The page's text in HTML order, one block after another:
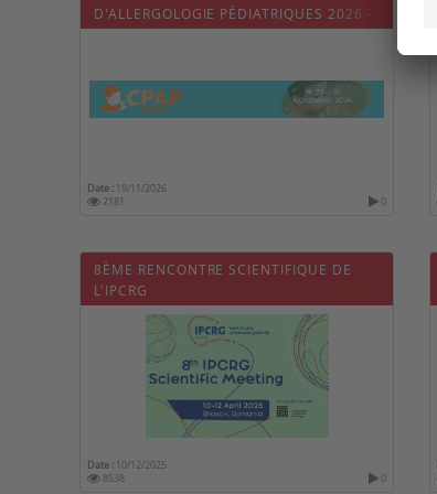
D'ALLERGOLOGIE PÉDIATRIQUES 2026 -
CPAP
Date : 19/11/2026
2181
0
8ÈME RENCONTRE SCIENTIFIQUE DE
L'IPCRG
Date : 10/12/2025
8538
0